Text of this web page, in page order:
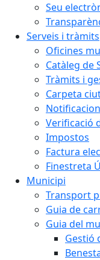
Seu
Serveis i tràmits
Oficines
Catàleg de
Tràmits i
Carpeta
Verificació
Impostos
Factura
Finestreta
Municipi
Transport
Guia de
Guia del
Gestió